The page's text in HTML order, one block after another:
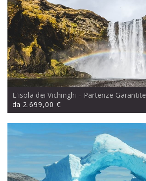
L'isola dei Vichinghi - Partenze Garantite
da 2.699,00 €